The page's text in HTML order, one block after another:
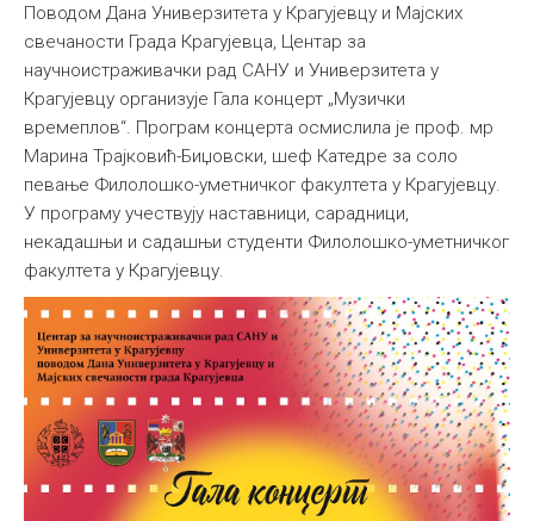
Поводом Дана Универзитета у Крагујевцу и Мајских
свечаности Града Крагујевца, Центар за
научноистраживачки рад САНУ и Универзитета у
Крагујевцу организује Гала концерт „Музички
времеплов“. Програм концерта осмислила је проф. мр
Марина Трајковић-Биџовски, шеф Катедре за соло
певање Филолошко-уметничког факултета у Крагујевцу.
У програму учествују наставници, сарадници,
некадашњи и садашњи студенти Филолошко-уметничког
факултета у Крагујевцу.